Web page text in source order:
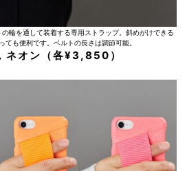
輪を通して装着する専用ストラップ。斜めがけできる
ても便利です。ベルトの長さは調節可能。
ネオン（各¥3,850）